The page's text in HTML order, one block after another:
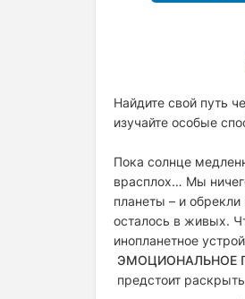
Найдите свой путь
изучайте особые
Пока солнце
врасплох… Мы
планеты – и
осталось в живых.
инопланетное
ЭМОЦИОНАЛЬНОЕ
предстоит